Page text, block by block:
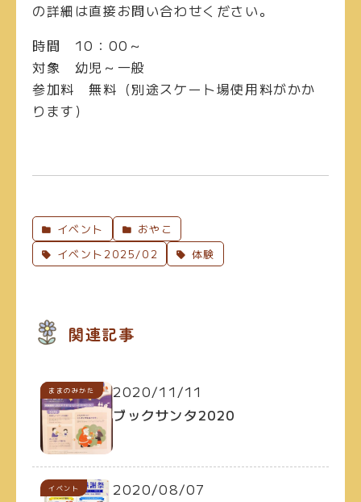
の詳細は直接お問い合わせください。
時間 10：00～
対象 幼児～一般
参加料 無料（別途スケート場使用料がかか
ります）
イベント
おやこ
イベント2025/02
体験
関連記事
イベント
ままのみかた
2020/11/11
ブックサンタ2020
イベント
2020/08/07